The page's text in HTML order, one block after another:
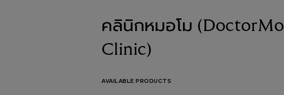
คลินิกหมอโม (DoctorMo
Clinic)
AVAILABLE PRODUCTS